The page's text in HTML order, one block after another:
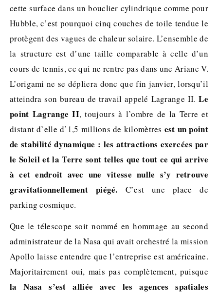
cette surface dans un bouclier cylindrique comme pour
Hubble, c’est pourquoi cinq couches de toile tendue le
protègent des vagues de chaleur solaire. L’ensemble de
la structure est d’une taille comparable à celle d’un
cours de tennis, ce qui ne rentre pas dans une Ariane V.
L’origami ne se dépliera donc que fin janvier, lorsqu’il
atteindra son bureau de travail appelé Lagrange II.Le
point Lagrange II, toujours à l’ombre de la Terre et
distant d’elle d’1,5 millions de kilomètres est un point
de stabilité dynamique : les attractions exercées par
le Soleil et la Terre sont telles que tout ce qui arrive
à cet endroit avec une vitesse nulle s’y retrouve
gravitationnellement piégé. C’est une place de
parking cosmique.
Que le télescope soit nommé en hommage au second
administrateur de la Nasa qui avait orchestré la mission
Apollo laisse entendre que l’entreprise est américaine.
Majoritairement oui, mais pas complètement, puisque
la Nasa s’est alliée avec les agences spatiales